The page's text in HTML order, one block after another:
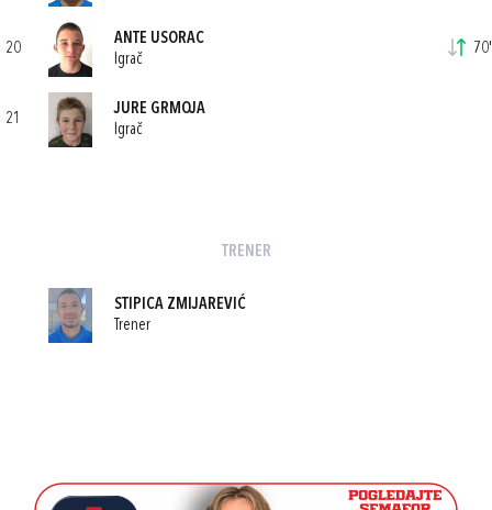
20
ANTE USORAC
Igrač
70'
21
JURE GRMOJA
Igrač
TRENER
STIPICA ZMIJAREVIĆ
Trener